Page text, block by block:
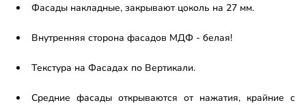
Фасады накладные, закрывают цоколь на 27 мм.
Внутренняя сторона фасадов МДФ - белая!
Текстура на Фасадах по Вертикали.
Средние фасады открываются от нажатия, крайние с